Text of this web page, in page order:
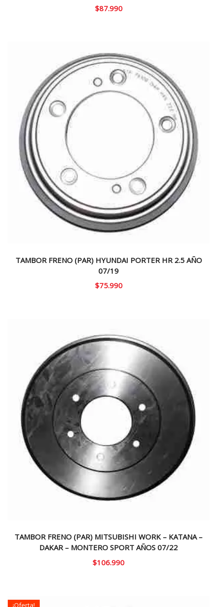
$87.990
TAMBOR FRENO (PAR) HYUNDAI PORTER HR 2.5 AÑO
07/19
$75.990
TAMBOR FRENO (PAR) MITSUBISHI WORK – KATANA –
DAKAR – MONTERO SPORT AÑOS 07/22
$106.990
¡Oferta!